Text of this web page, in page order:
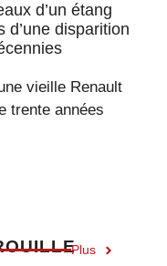
d’un étang
d’une disparition
vieille Renault
trente années
Plus